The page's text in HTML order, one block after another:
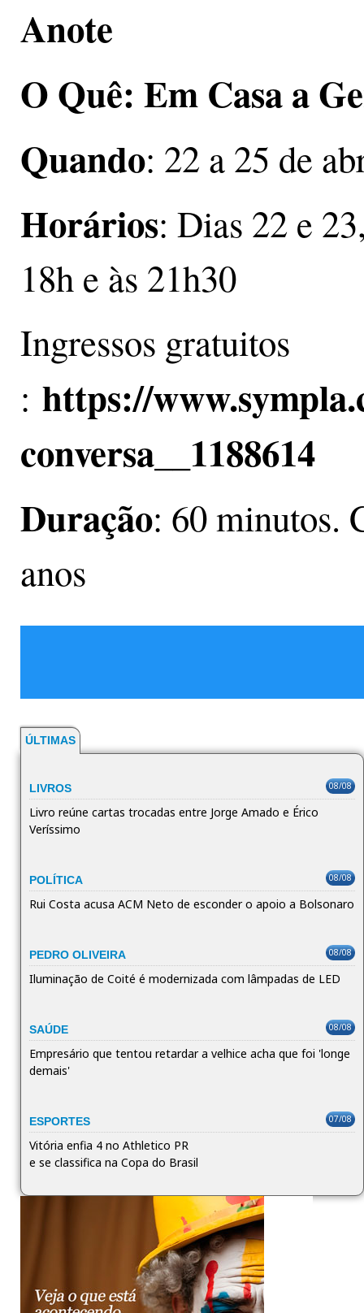
Anote
O Quê: Em Casa a
Quando: 22 a 25 de
Horários: Dias 22 e
18h e às 21h30
Ingressos gratuitos
: https://
conversa__1188614
Duração: 60 minutos.
anos
ÚLTIMAS
LIVROS 08/08
Livro reúne cartas trocadas entre Jorge Amado e Érico
Veríssimo
POLÍTICA 08/08
Rui Costa acusa ACM Neto de esconder o apoio a Bolsonaro
PEDRO OLIVEIRA 08/08
Iluminação de Coité é modernizada com lâmpadas de LED
SAÚDE 08/08
Empresário que tentou retardar a velhice acha que foi 'longe
demais'
ESPORTES 07/08
Vitória enfia 4 no Athletico PR
e se classifica na Copa do Brasil